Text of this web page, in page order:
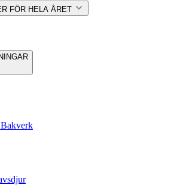
FÖR HELA ÅRET